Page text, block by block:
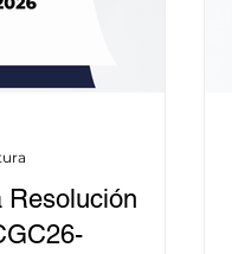
Resolución